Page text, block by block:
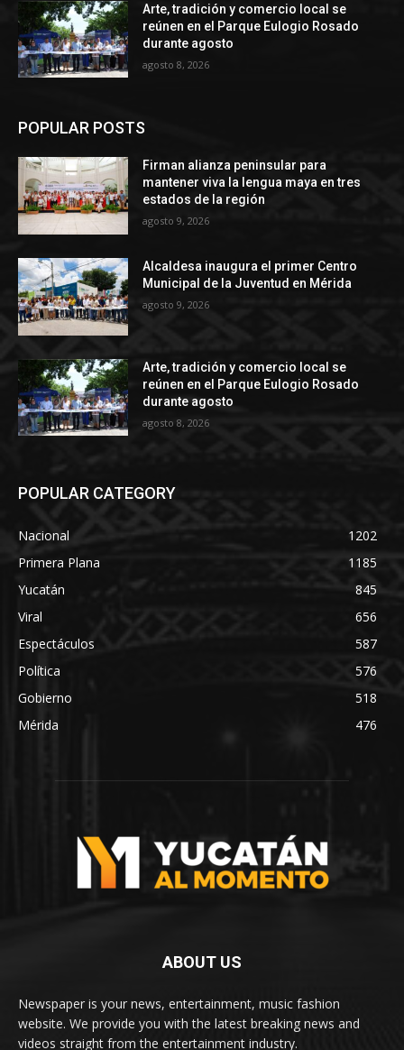
Arte, tradición y comercio local se
reúnen en el Parque Eulogio Rosado
durante agosto
agosto 8, 2026
POPULAR POSTS
Firman alianza peninsular para
mantener viva la lengua maya en tres
estados de la región
agosto 9, 2026
Alcaldesa inaugura el primer Centro
Municipal de la Juventud en Mérida
agosto 9, 2026
Arte, tradición y comercio local se
reúnen en el Parque Eulogio Rosado
durante agosto
agosto 8, 2026
POPULAR CATEGORY
Nacional
1202
Primera Plana
1185
Yucatán
845
Viral
656
Espectáculos
587
Política
576
Gobierno
518
Mérida
476
ABOUT US
Newspaper is your news, entertainment, music fashion
website. We provide you with the latest breaking news and
videos straight from the entertainment industry.